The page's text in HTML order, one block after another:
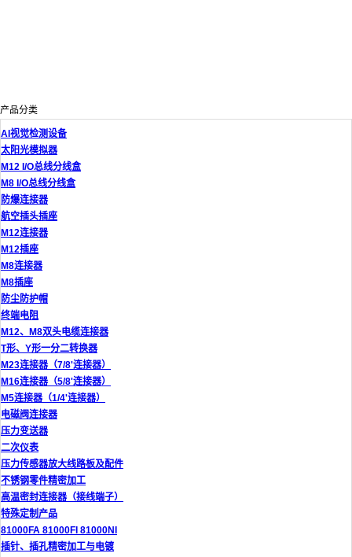
产品分类
AI视觉检测设备
太阳光模拟器
M12 I/O总线分线盒
M8 I/O总线分线盒
防爆连接器
航空插头插座
M12连接器
M12插座
M8连接器
M8插座
防尘防护帽
终端电阻
M12、M8双头电缆连接器
T形、Y形一分二转换器
M23连接器（7/8'连接器）
M16连接器（5/8'连接器）
M5连接器（1/4'连接器）
电磁阀连接器
压力变送器
二次仪表
压力传感器放大线路板及配件
不锈钢零件精密加工
高温密封连接器（接线端子）
特殊定制产品
81000FA 81000FI 81000NI
插针、插孔精密加工与电镀